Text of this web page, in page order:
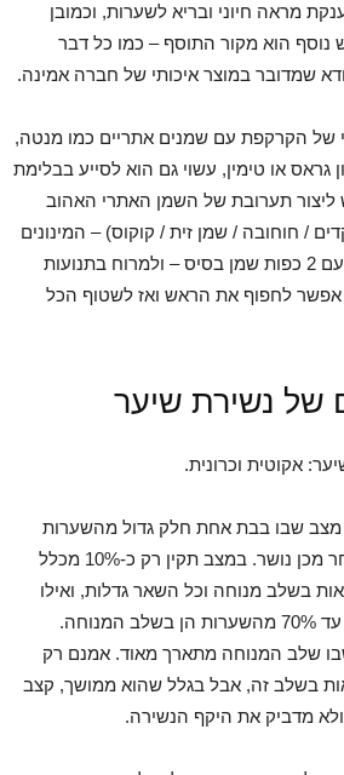
מראה חיוני ובריא לשערות, וכמובן
נוסף הוא מקור התוסף – כמו כל דבר
שמדובר במוצר איכותי של חברה אמינה.
של הקרקפת עם שמנים אתריים כמו מנטה,
גראס או טימין, עשוי גם הוא לסייע בבלימת
ליצור תערובת של השמן האתרי האהוב
/ חוחובה / שמן זית / קוקוס) – המינונים
הם 3-4 טיפות שמן אתרי עם 2 כפות שמן בסיס – ולמרוח בתנועות
לאחר כ-30 דקות אפשר לחפוף את הראש ואז לשטוף הכל
של נשירת שיער
אקוטית וכרונית.
מצב שבו בבת אחת חלק גדול מהשערות
עובר לשלב המנוחה ולאחר מכן נושר. במצב תקין רק כ-10% מכלל
בשלב מנוחה וכל השאר גדלות, ואילו
במצב של נשירה אקוטית עד 70% מהשערות הן בשלב המנוחה.
שלב המנוחה מתארך מאוד. אמנם רק
בשלב זה, אבל בגלל שהוא ממושך, קצב
מדביק את היקף הנשירה.